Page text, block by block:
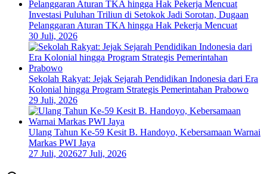
Investasi Puluhan Triliun di Setokok Jadi Sorotan, Dugaan
Pelanggaran Aturan TKA hingga Hak Pekerja Mencuat
30 Juli, 2026
Sekolah Rakyat: Jejak Sejarah Pendidikan Indonesia dari Era
Kolonial hingga Program Strategis Pemerintahan Prabowo
29 Juli, 2026
Ulang Tahun Ke-59 Kesit B. Handoyo, Kebersamaan Warnai
Markas PWI Jaya
27 Juli, 202627 Juli, 2026